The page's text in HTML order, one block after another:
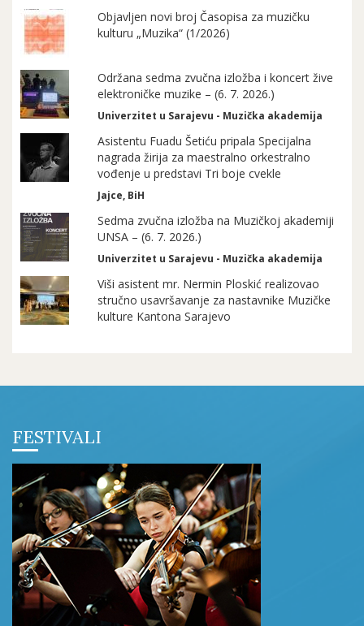
Objavljen novi broj Časopisa za muzičku
kulturu „Muzika“ (1/2026)
Održana sedma zvučna izložba i koncert žive
elektroničke muzike – (6. 7. 2026.)
Univerzitet u Sarajevu - Muzička akademija
Asistentu Fuadu Šetiću pripala Specijalna
nagrada žirija za maestralno orkestralno
vođenje u predstavi Tri boje cvekle
Jajce, BiH
Sedma zvučna izložba na Muzičkoj akademiji
UNSA – (6. 7. 2026.)
Univerzitet u Sarajevu - Muzička akademija
Viši asistent mr. Nermin Ploskić realizovao
stručno usavršavanje za nastavnike Muzičke
kulture Kantona Sarajevo
FESTIVALI